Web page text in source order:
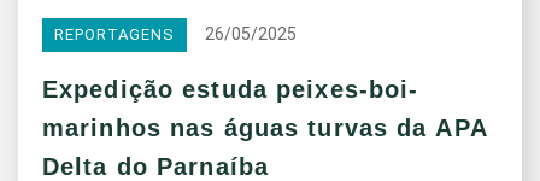
REPORTAGENS 26/05/2025
Expedição estuda peixes-boi-
marinhos nas águas turvas da APA
Delta do Parnaíba